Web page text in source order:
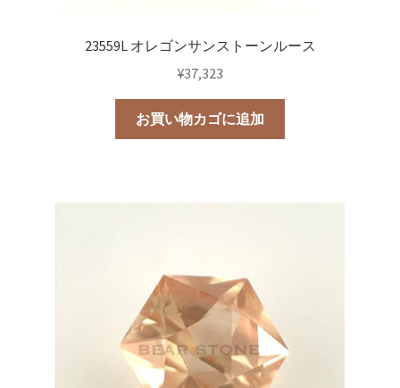
23559L オレゴンサンストーンルース
¥37,323
お買い物カゴに追加